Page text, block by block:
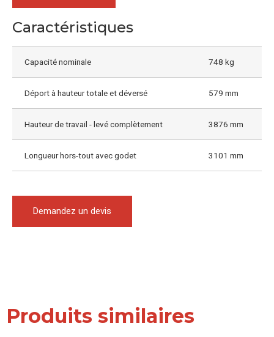
Caractéristiques
Capacité nominale 748 kg
Déport à hauteur totale et déversé 579 mm
Hauteur de travail - levé complètement 3876 mm
Longueur hors-tout avec godet 3101 mm
Demandez un devis
Produits similaires